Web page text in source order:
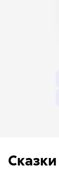
Сказки